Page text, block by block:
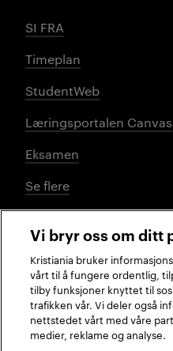
SI FRA
Timeplan
StudentWeb
Læringsportalen Canvas
Eksamen
Se flere
Sosiale medier
FacebookInstagram
Vi bryr oss om ditt
Kristiania bruker
vårt til å fungere ordentlig,
tilby funksjoner knyttet til
trafikken vår. Vi deler også
nettstedet vårt med våre
medier, reklame og analyse.